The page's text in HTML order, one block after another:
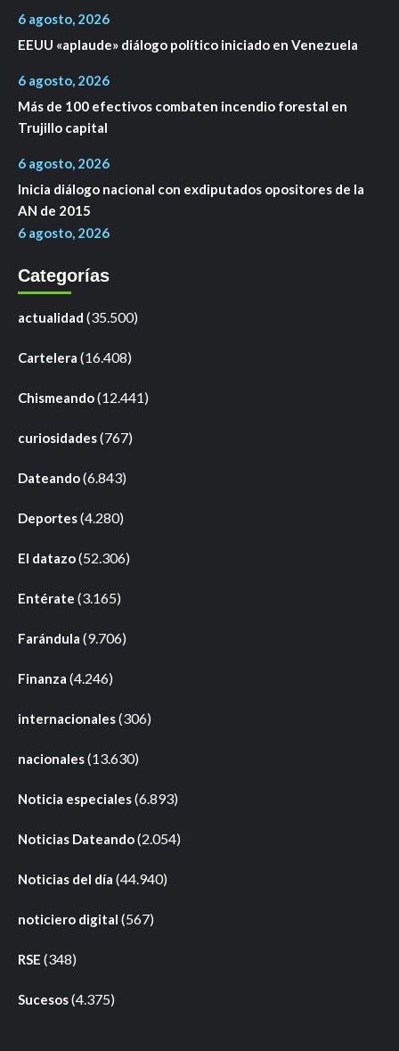
6 agosto, 2026
EEUU «aplaude» diálogo político iniciado en Venezuela
6 agosto, 2026
Más de 100 efectivos combaten incendio forestal en
Trujillo capital
6 agosto, 2026
Inicia diálogo nacional con exdiputados opositores de la
AN de 2015
6 agosto, 2026
Categorías
actualidad (35.500)
Cartelera (16.408)
Chismeando(12.441)
curiosidades(767)
Dateando(6.843)
Deportes(4.280)
El datazo(52.306)
Entérate (3.165)
Farándula (9.706)
Finanza (4.246)
internacionales(306)
nacionales(13.630)
Noticia especiales(6.893)
Noticias Dateando(2.054)
Noticias del día (44.940)
noticiero digital (567)
RSE (348)
Sucesos(4.375)